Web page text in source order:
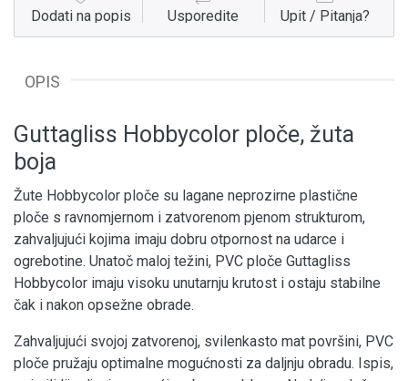
Dodati na popis Usporedite Upit / Pitanja?
OPIS
Guttagliss Hobbycolor ploče, žuta
boja
Žute Hobbycolor ploče su lagane neprozirne plastične
ploče s ravnomjernom i zatvorenom pjenom strukturom,
zahvaljujući kojima imaju dobru otpornost na udarce i
ogrebotine. Unatoč maloj težini, PVC ploče Guttagliss
Hobbycolor imaju visoku unutarnju krutost i ostaju stabilne
čak i nakon opsežne obrade.
Zahvaljujući svojoj zatvorenoj, svilenkasto mat površini, PVC
ploče pružaju optimalne mogućnosti za daljnju obradu. Ispis,